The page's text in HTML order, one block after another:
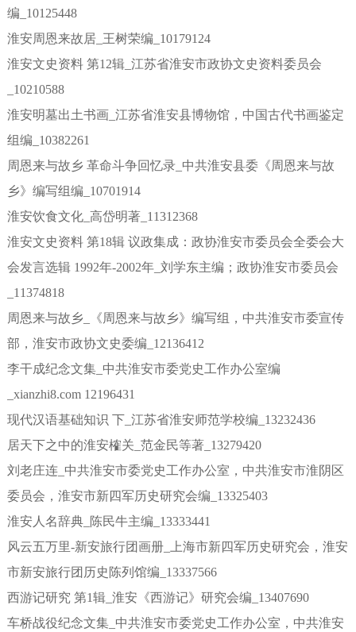
编_10125448
淮安周恩来故居_王树荣编_10179124
淮安文史资料 第12辑_江苏省淮安市政协文史资料委员会
_10210588
淮安明墓出土书画_江苏省淮安县博物馆，中国古代书画鉴定
组编_10382261
周恩来与故乡 革命斗争回忆录_中共淮安县委《周恩来与故
乡》编写组编_10701914
淮安饮食文化_高岱明著_11312368
淮安文史资料 第18辑 议政集成：政协淮安市委员会全委会大
会发言选辑 1992年-2002年_刘学东主编；政协淮安市委员会
_11374818
周恩来与故乡_《周恩来与故乡》编写组，中共淮安市委宣传
部，淮安市政协文史委编_12136412
李干成纪念文集_中共淮安市委党史工作办公室编
_xianzhi8.com 12196431
现代汉语基础知识 下_江苏省淮安师范学校编_13232436
居天下之中的淮安榷关_范金民等著_13279420
刘老庄连_中共淮安市委党史工作办公室，中共淮安市淮阴区
委员会，淮安市新四军历史研究会编_13325403
淮安人名辞典_陈民牛主编_13333441
风云五万里-新安旅行团画册_上海市新四军历史研究会，淮安
市新安旅行团历史陈列馆编_13337566
西游记研究 第1辑_淮安《西游记》研究会编_13407690
车桥战役纪念文集_中共淮安市委党史工作办公室，中共淮安